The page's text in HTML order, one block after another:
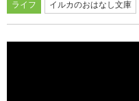
ライフ イルカのおはなし文庫